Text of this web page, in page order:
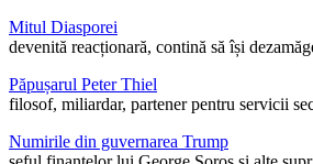
Mitul Diasporei
devenită reacționară, contină să își
Păpușarul Peter Thiel
filosof, miliardar, partener pentru servicii
Numirile din guvernarea Trump